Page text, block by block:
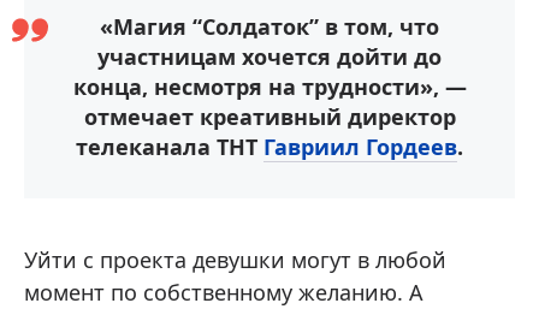
«Магия “Солдаток” в том, что
участницам хочется дойти до
конца, несмотря на трудности», —
отмечает креативный директор
телеканала ТНТ Гавриил Гордеев.
Уйти с проекта девушки могут в любой
момент по собственному желанию. А